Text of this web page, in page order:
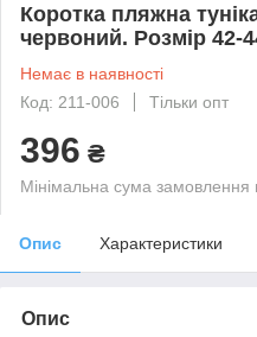
Коротка пляжна
червоний. Розмір 42-
Немає в наявності
Код: 211-006
Тільки опт
396 ₴
Мінімальна сума
Опис Характеристики
Опис